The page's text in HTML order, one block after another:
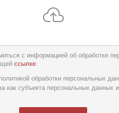
с информацией об обработке
ссылке.
*
обработки персональных
как субъекта персональных данных